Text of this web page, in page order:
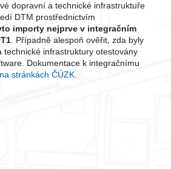
dopravní a technické infrastruktuře
DTM prostřednictvím
importy nejprve v integračním
. Případně alespoň ověřit, zda byly
technické infrastruktury otestovány
Dokumentace k integračnímu
na stránkách ČÚZK